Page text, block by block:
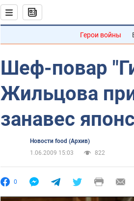
Герои войны
Шеф-повар
Жильцова
занавес
Новости food (Архив)
1.06.2009 15:03
822
0